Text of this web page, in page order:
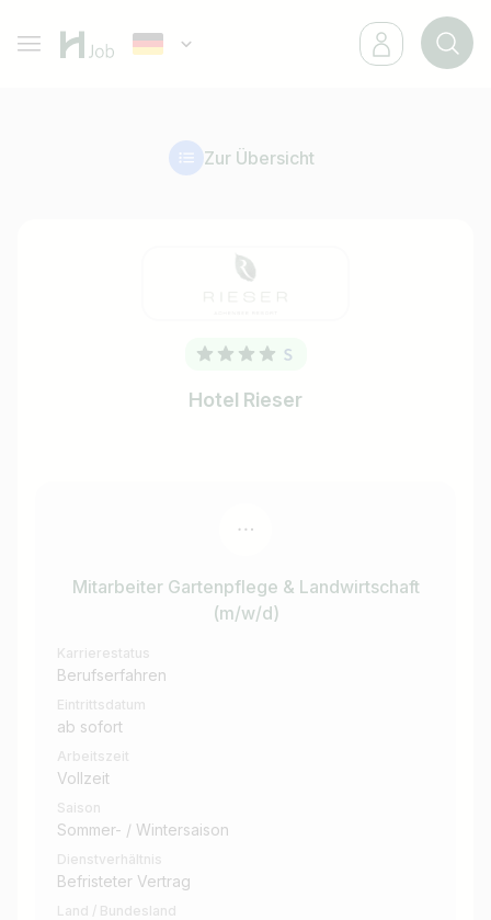
Zur Übersicht
Hotel Rieser
Mitarbeiter Gartenpflege & Landwirtschaft
(m/w/d)
Karrierestatus
Berufserfahren
Eintrittsdatum
ab sofort
Arbeitszeit
Vollzeit
Saison
Sommer- / Wintersaison
Dienstverhältnis
Befristeter Vertrag
Land / Bundesland